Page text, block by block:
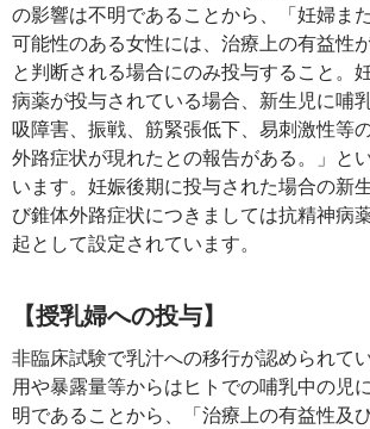
の影響は不明であることから、「妊婦ま
可能性のある女性には、治療上の有益性
と判断される場合にのみ投与すること。
病薬が投与されている場合、新生児に哺
吸障害、振戦、筋緊張低下、易刺激性等
外路症状が現れたとの報告がある。」と
います。妊娠後期に投与された場合の新
び錐体外路症状につきましては抗精神病
起として設定されています。
【授乳婦への投与】
非臨床試験で乳汁への移行が認められて
用や暴露量等からはヒトでの哺乳中の児
明であることから、「治療上の有益性及